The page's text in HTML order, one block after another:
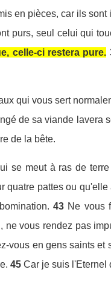
en pièces, car ils
purs, seul celui qui
celle-ci restera pure.
qui vous sert
de sa viande lavera
de la bête.
se meut à ras de
quatre pattes ou
43 Ne vous
ne vous rendez pas
vous en gens saints
45 Car je suis l'Eternel